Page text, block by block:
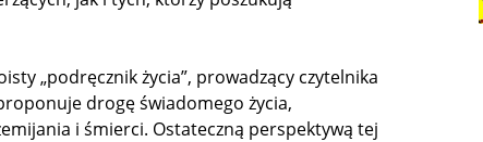
„podręcznik życia”, prowadzący czytelnika
drogę świadomego życia,
i śmierci. Ostateczną perspektywą tej